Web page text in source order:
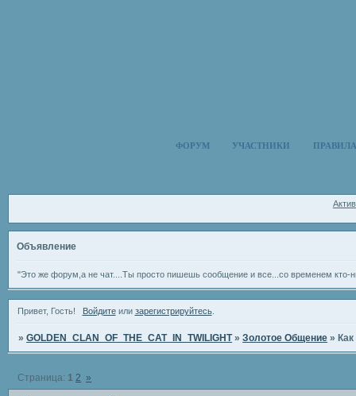
ФОРУМ УЧАСТНИКИ ПРАВИЛА
Объявление
"Это же форум,а не чат....Ты просто пишешь сообщение и все...со временем
Привет, Гость! Войдитеили зарегистрируйтесь.
»GOLDEN_CLAN_OF_THE_CAT_IN_TWILIGHT »Золотое Общение »
Страница: 1 2 »